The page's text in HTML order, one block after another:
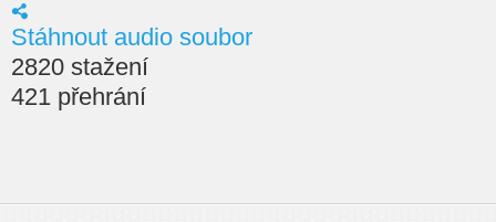
Stáhnout audio soubor
2820 stažení
421 přehrání